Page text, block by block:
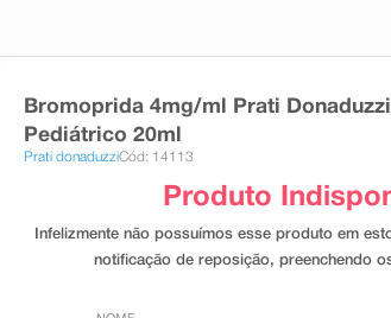
Bromoprida 4mg/ml Prati Donaduzzi
Pediátrico 20ml
Prati donaduzziCód: 14113